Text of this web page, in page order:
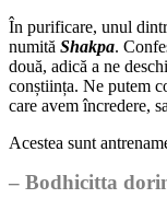
În purificare, unul
numită Shakpa.
două, adică a ne
conștiința. Ne putem
care avem încredere,
Acestea sunt
– Bodhicitta